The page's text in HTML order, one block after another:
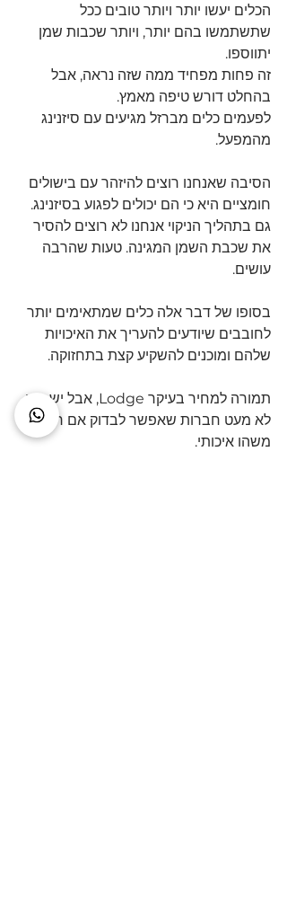
הכלים יעשו יותר ויותר טובים ככל
שתשתמשו בהם יותר, ויותר שכבות שמן
יתווספו.
זה פחות מפחיד ממה שזה נראה, אבל
בהחלט דורש טיפה מאמץ.
לפעמים כלים מברזל מגיעים עם סיזנינג
מהמפעל.
הסיבה שאנחנו רוצים להיזהר עם בישולים
חומציים היא כי הם יכולים לפגוע בסיזנינג.
גם בתהליך הניקוי אנחנו לא רוצים להסיר
את שכבת השמן המגינה. טעות שהרבה
עושים.
בסופו של דבר אלה כלים שמתאימים יותר
לחובבים שיודעים להעריך את האיכויות
שלהם ומוכנים להשקיע קצת בתחזוקה.
תמורה למחיר בעיקר Lodge, אבל יש עוד
לא מעט חברות שאפשר לבדוק אם רוצים
משהו איכותי.